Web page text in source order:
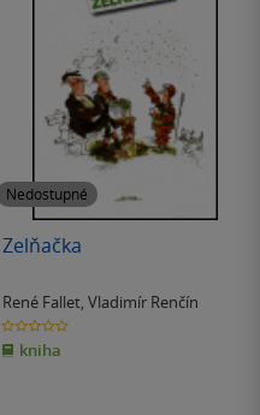
Nedostupné
Zelňačka
René Fallet, Vladimír Renčín
0.0
z
5
hvězdiček
kniha